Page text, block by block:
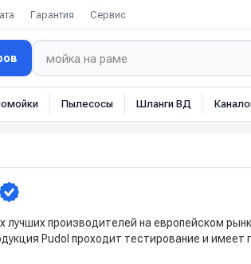
Гарантия Сервис
Пылесосы Шланги ВД
лучших производителей на европейском
Pudol проходит тестирование и